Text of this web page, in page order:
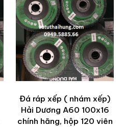
Đá ráp xếp ( nhám xếp)
Hải Dương A60 100x16
chính hãng, hộp 120 viên